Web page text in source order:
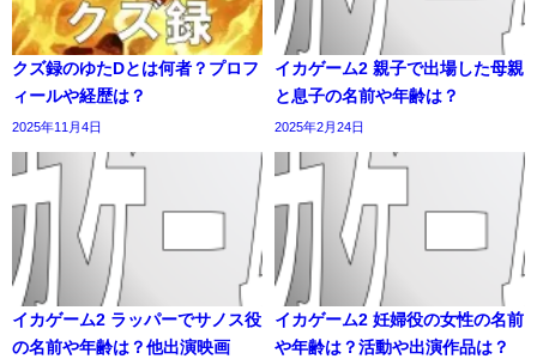
クズ録のゆたDとは何者？プロフ
ィールや経歴は？
2025年11月4日
イカゲーム2 親子で出場した母親
と息子の名前や年齢は？
2025年2月24日
イカゲーム2 ラッパーでサノス役
の名前や年齢は？他出演映画
イカゲーム2 妊婦役の女性の名前
や年齢は？活動や出演作品は？